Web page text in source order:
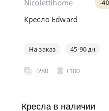
-
Nicolettihome
Кресло Edward
На заказ 45-90 дн
+280 +100
Кресла в наличии